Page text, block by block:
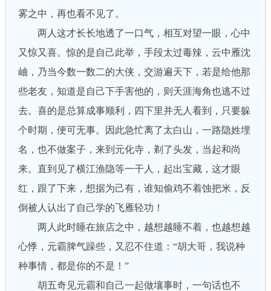
雾之中，再也看不见了。
两人这才长长地透了一口气，相互对望一眼，心中
又惊又喜。惊的是自己此举，手段太过毒辣，云中雁沈
岫，乃当今数一数二的大侠，交游遍天下，若是给他那
些老友，知道是自己下手害他的，则天涯海角也逃不过
去。喜的是总算成事顺利，四下里并无人看到，只要躲
个时期，便可无事。因此急忙离了太白山，一路隐姓埋
名，也不做案子，来到元化寺，剃了头发，当起和尚
来。直到见了横江渔隐等一干人，起出宝藏，这才眼
红，跟了下来，想据为己有，谁知偷鸡不着蚀把米，反
倒被人认出了自己学的飞雁轻功！
两人此时睡在旅店之中，越想越睡不着，也越想越
心悸，元霸脾气躁些，又忍不住道：“胡大哥，我说种
种事情，都是你的不是！”
胡五奇见元霸和自己一起做壤事时，一句话也不